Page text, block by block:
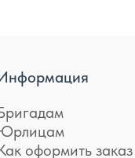
оформить заказ